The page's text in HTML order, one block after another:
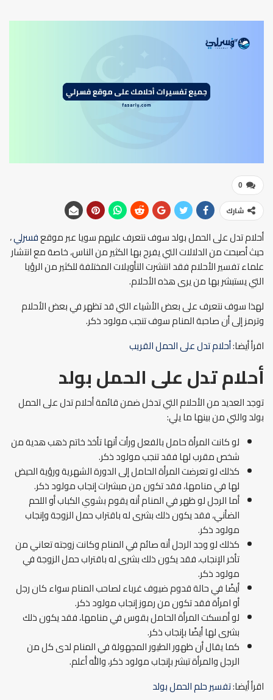
0
شارك
أحلام تدل على الحمل بولد سوف نتعرف عليهم سويا عبر موقعفسرلي،
حيث أصبحت من الدلالات التي يفرح بها الكثير من الناس، خاصة مع انتشار
علماء تفسير الأحلام فقد انتشرت التأويلات المختلفة للكثير من الرؤيا
التي يستبشر بها من يرى هذه الأحلام.
لهذا سوف نتعرف على بعض الأشياء التي قد تظهر في بعض الأحلام
وترمز إلى أن صاحبة المنام سوف تنجب مولود ذكر.
اقرأ أيضا:أحلام تدل على الحمل القريب
أحلام تدل على الحمل بولد
توجد العديد من الأحلام التي تدخل ضمن قائمة أحلام تدل على الحمل
بولد والتي من بينها ما يلي:
لو كانت المرأة حامل بالفعل ورأت أنها تأخذ خاتم ذهب هدية من
شخص مقرب لها فقد تنجب مولود ذكر.
كذلك لو تعرضت المرأة الحامل إلى الدورة الشهرية ورؤية الحيض
لها في منامها، فقد تكون من مبشرات إنجاب مولود ذكر.
أما الرجل لو ظهر في المنام أنه يقوم بشوي الكباب أو اللحم
الضأني، فقد يكون ذلك بشرى له باقتراب حمل الزوجة وإنجاب
مولود ذكر.
كذلك لو وجد الرجل أنه صائم في المنام وكانت زوجته تعاني من
تأخر الإنجاب، فقد يكون ذلك بشرى له باقتراب حمل الزوجة في
مولود ذكر.
أيضًا في حالة قدوم ضيوف غرباء لصاحب المنام سواء كان رجل
أو امرأة فقد تكون من رموز إنجاب مولود ذكر.
لو أمسكت المرأة الحامل بقوس في منامها، فقد يكون ذلك
بشرى لها أيضًا بإنجاب ذكر.
كما يقال أن ظهور الطيور المجهولة في المنام لدى كل من
الرجل والمرأة تبشر بإنجاب مولود ذكر، والله أعلم.
اقرأ أيضا:تفسير حلم الحمل بولد